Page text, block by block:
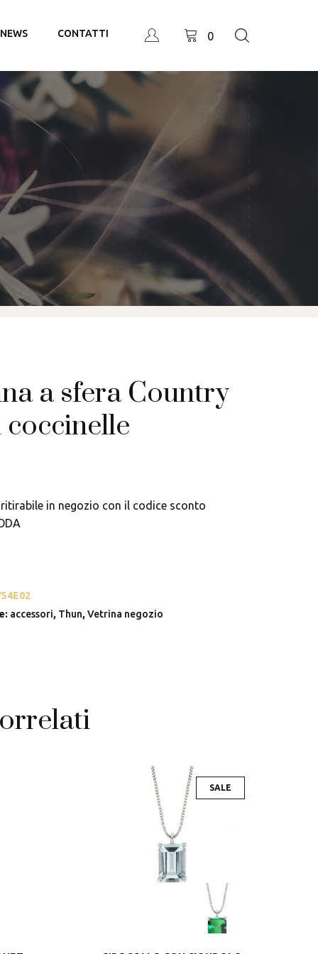
NEWS CONTATTI 0
a sfera Country
coccinelle
in negozio con il codice sconto
accessori, Thun,Vetrina negozio
SALE